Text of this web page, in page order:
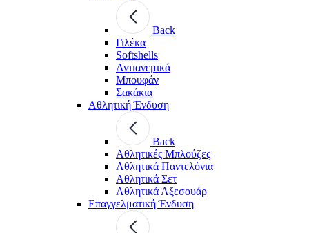
Back
Γιλέκα
Softshells
Αντιανεμικά
Μπουφάν
Σακάκια
Αθλητική Ένδυση
Back
Aθλητικές Μπλούζες
Αθλητικά Παντελόνια
Αθλητικά Σετ
Αθλητικά Αξεσουάρ
Επαγγελματική Ένδυση